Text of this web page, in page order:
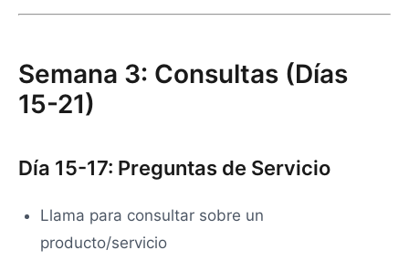
Semana 3: Consultas (Días
15-21)
Día 15-17: Preguntas de Servicio
Llama para consultar sobre un
producto/servicio